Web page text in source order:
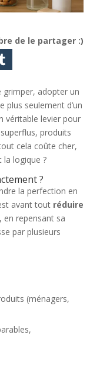
de le partager :)
grimper, adopter un
plus seulement d’un
véritable levier pour
produits
cela coûte cher,
la logique ?
?
la perfection en
avant tout réduire
, en repensant sa
par plusieurs
(ménagers,